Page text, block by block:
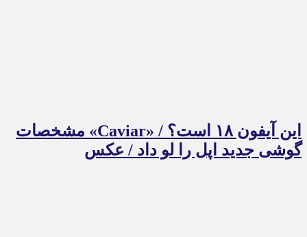
این آیفون ۱۸ است؟ / «Caviar» مشخصات
گوشی جدید اپل را لو داد / عکس